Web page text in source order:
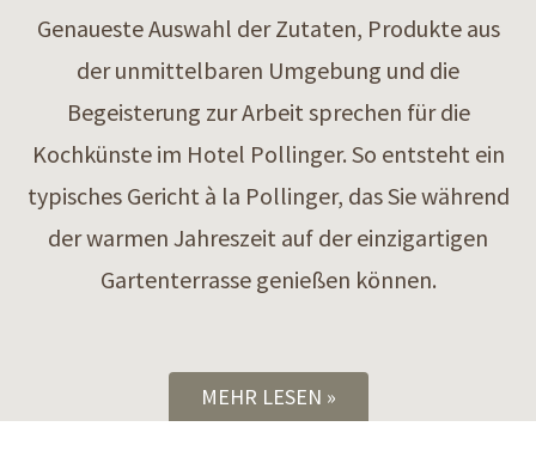
Genaueste Auswahl der Zutaten, Produkte aus
der unmittelbaren Umgebung und die
Begeisterung zur Arbeit sprechen für die
Kochkünste im Hotel Pollinger. So entsteht ein
typisches Gericht à la Pollinger, das Sie während
der warmen Jahreszeit auf der einzigartigen
Gartenterrasse genießen können.
MEHR LESEN